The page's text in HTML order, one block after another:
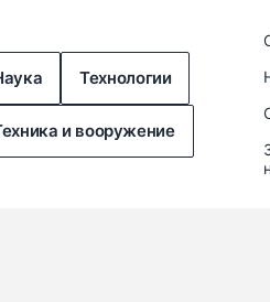
Технологии
и вооружение